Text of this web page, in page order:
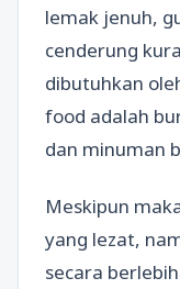
lemak jenuh,
cenderung
dibutuhkan
food adalah
dan minuman
Meskipun
yang lezat,
secara